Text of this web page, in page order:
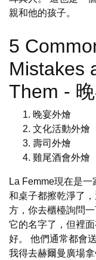
親和他的孩子。
5
Mistakes
Them -
晚宴外燴
文化活動外燴
壽司外燴
雞尾酒會外燴
La Femme現在是
和桌子都擦乾淨了
方，你去櫃檯詢問
它的名字了，但裡
好。 他們通常都會
我得去赫爾曼廣場